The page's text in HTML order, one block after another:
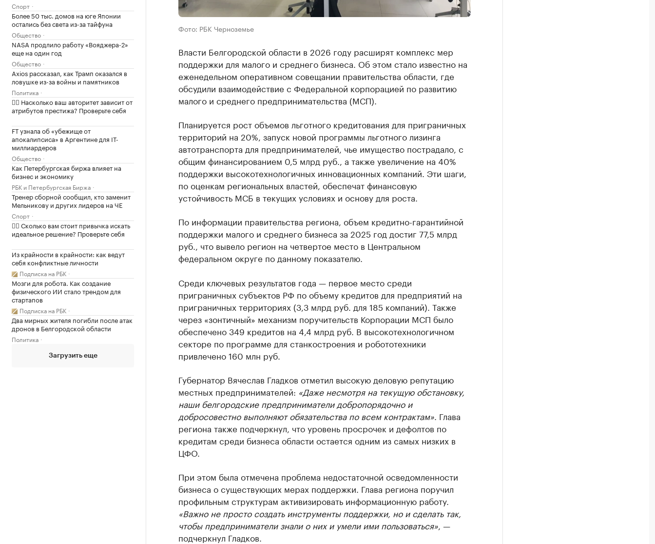
Спорт
Более 50 тыс. домов на юге Японии
остались без света из-за тайфуна
Общество
NASA продлило работу «Вояджера-2»
еще на один год
Общество
Axios рассказал, как Трамп оказался в
ловушке из-за войны и памятников
Политика
✍🏻 Насколько ваш авторитет зависит от
атрибутов престижа? Проверьте себя
FT узнала об «убежище от
апокалипсиса» в Аргентине для IT-
миллиардеров
Общество
Как Петербургская биржа влияет на
бизнес и экономику
РБК и Петербургская Биржа
Тренер сборной сообщил, кто заменит
Мельникову и других лидеров на ЧЕ
Спорт
✍🏻 Сколько вам стоит привычка искать
идеальное решение? Проверьте себя
Из крайности в крайности: как ведут
себя конфликтные личности
Подписка на РБК
Мозги для робота. Как создание
физического ИИ стало трендом для
стартапов
Подписка на РБК
Два мирных жителя погибли после атак
дронов в Белгородской области
Политика
Загрузить еще
Фото: РБК Черноземье
Власти Белгородской области в 2026 году расширят комплекс мер
поддержки для малого и среднего бизнеса. Об этом стало известно на
еженедельном оперативном совещании правительства области, где
обсудили взаимодействие с Федеральной корпорацией по развитию
малого и среднего предпринимательства (МСП).
Планируется рост объемов льготного кредитования для приграничных
территорий на 20%, запуск новой программы льготного лизинга
автотранспорта для предпринимателей, чье имущество пострадало, с
общим финансированием 0,5 млрд руб., а также увеличение на 40%
поддержки высокотехнологичных инновационных компаний. Эти шаги,
по оценкам региональных властей, обеспечат финансовую
устойчивость МСБ в текущих условиях и основу для роста.
По информации правительства региона, объем кредитно-гарантийной
поддержки малого и среднего бизнеса за 2025 год достиг 77,5 млрд
руб., что вывело регион на четвертое место в Центральном
федеральном округе по данному показателю.
Среди ключевых результатов года — первое место среди
приграничных субъектов РФ по объему кредитов для предприятий на
приграничных территориях (3,3 млрд руб. для 185 компаний). Также
через «зонтичный» механизм поручительств Корпорации МСП было
обеспечено 349 кредитов на 4,4 млрд руб. В высокотехнологичном
секторе по программе для станкостроения и робототехники
привлечено 160 млн руб.
Губернатор Вячеслав Гладков отметил высокую деловую репутацию
местных предпринимателей: «Даже несмотря на текущую обстановку,
наши белгородские предприниматели добропорядочно и
добросовестно выполняют обязательства по всем контрактам». Глава
региона также подчеркнул, что уровень просрочек и дефолтов по
кредитам среди бизнеса области остается одним из самых низких в
ЦФО.
При этом была отмечена проблема недостаточной осведомленности
бизнеса о существующих мерах поддержки. Глава региона поручил
профильным структурам активизировать информационную работу.
«Важно не просто создать инструменты поддержки, но и сделать так,
чтобы предприниматели знали о них и умели ими пользоваться», —
подчеркнул Гладков.